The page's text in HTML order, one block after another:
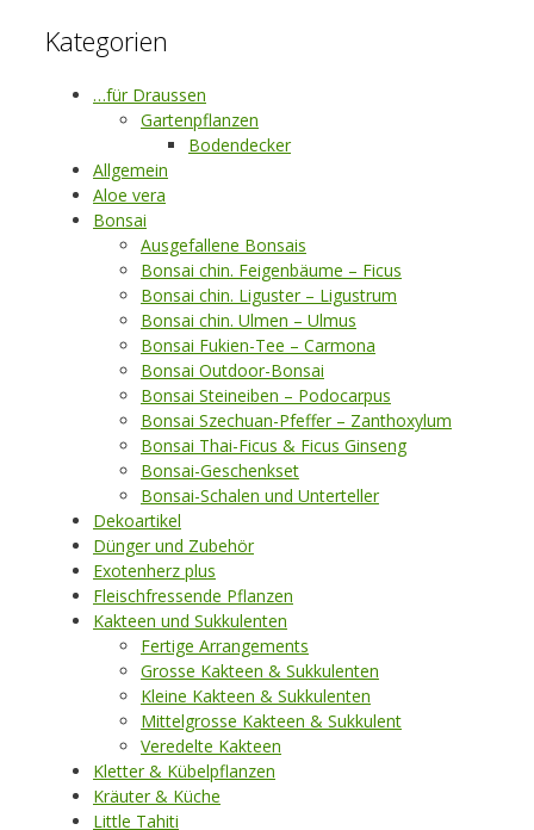
Kategorien
…für Draussen
Gartenpflanzen
Bodendecker
Allgemein
Aloe vera
Bonsai
Ausgefallene Bonsais
Bonsai chin. Feigenbäume – Ficus
Bonsai chin. Liguster – Ligustrum
Bonsai chin. Ulmen – Ulmus
Bonsai Fukien-Tee – Carmona
Bonsai Outdoor-Bonsai
Bonsai Steineiben – Podocarpus
Bonsai Szechuan-Pfeffer – Zanthoxylum
Bonsai Thai-Ficus & Ficus Ginseng
Bonsai-Geschenkset
Bonsai-Schalen und Unterteller
Dekoartikel
Dünger und Zubehör
Exotenherz plus
Fleischfressende Pflanzen
Kakteen und Sukkulenten
Fertige Arrangements
Grosse Kakteen & Sukkulenten
Kleine Kakteen & Sukkulenten
Mittelgrosse Kakteen & Sukkulent
Veredelte Kakteen
Kletter & Kübelpflanzen
Kräuter & Küche
Little Tahiti